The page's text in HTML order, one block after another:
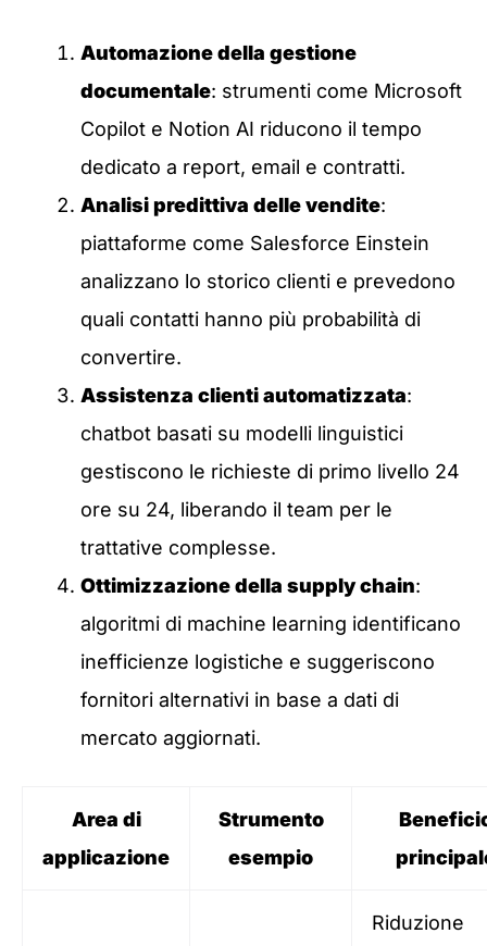
Automazione della gestione
documentale: strumenti come Microsoft
Copilot e Notion AI riducono il tempo
dedicato a report, email e contratti.
Analisi predittiva delle vendite:
piattaforme come Salesforce Einstein
analizzano lo storico clienti e prevedono
quali contatti hanno più probabilità di
convertire.
Assistenza clienti automatizzata:
chatbot basati su modelli linguistici
gestiscono le richieste di primo livello 24
ore su 24, liberando il team per le
trattative complesse.
Ottimizzazione della supply chain:
algoritmi di machine learning identificano
inefficienze logistiche e suggeriscono
fornitori alternativi in base a dati di
mercato aggiornati.
Area di
applicazione
Strumento
esempio
Riduzione